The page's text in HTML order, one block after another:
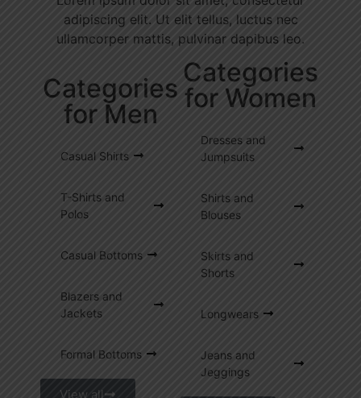
adipiscing elit. Ut elit tellus, luctus nec
ullamcorper mattis, pulvinar dapibus leo.
Categories
for Men
Casual Shirts
T-Shirts and
Polos
Casual Bottoms
Blazers and
Jackets
Formal Bottoms
View all
Categories
for Women
Dresses and
Jumpsuits
Shirts and
Blouses
Skirts and
Shorts
Longwears
Jeans and
Jeggings